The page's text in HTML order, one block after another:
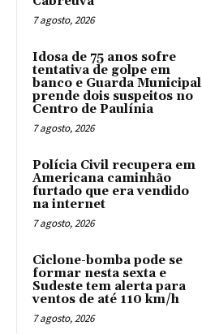
7 agosto, 2026
Idosa de 75 anos sofre
tentativa de golpe em
banco e Guarda Municipal
prende dois suspeitos no
Centro de Paulínia
7 agosto, 2026
Polícia Civil recupera em
Americana caminhão
furtado que era vendido
na internet
7 agosto, 2026
Ciclone-bomba pode se
formar nesta sexta e
Sudeste tem alerta para
ventos de até 110 km/h
7 agosto, 2026